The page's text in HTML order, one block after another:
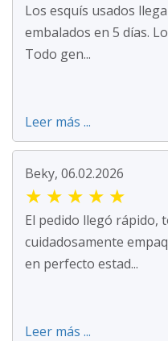
Los esquís usados
embalados en 5 días.
Todo gen...
Leer más ...
Beky, 06.02.2026
★ ★ ★ ★ ★
El pedido llegó rápido,
cuidadosamente
en perfecto estad...
Leer más ...